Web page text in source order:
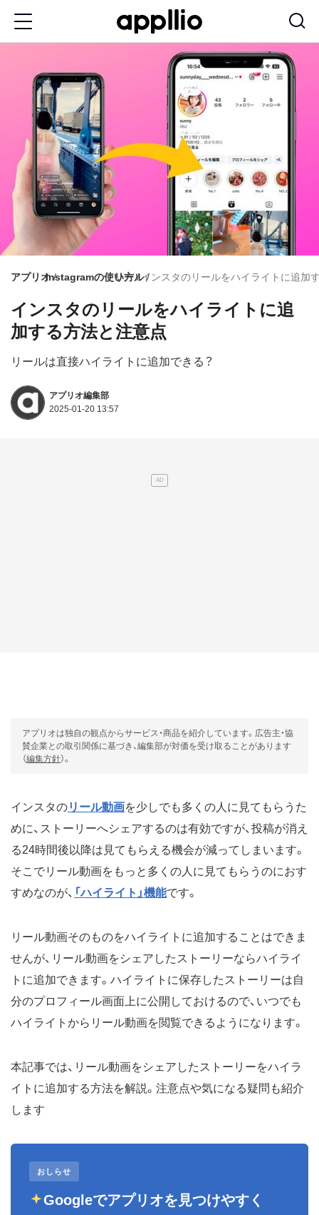
動
アプリオInstagramの使い方
リールインスタのリールをハイライトに追加
インスタのリールをハイライトに追
加する方法と注意点
リールは直接ハイライトに追加できる？
アプリオ編集部
2025-01-20 13:57
アプリオは独自の観点からサービス・商品を紹介しています。広告主・協
賛企業との取引関係に基づき、編集部が対価を受け取ることがあります
（編集方針）。
インスタのリール動画を少しでも多くの人に見てもらうた
めに、ストーリーへシェアするのは有効ですが、投稿が消え
る24時間後以降は見てもらえる機会が減ってしまいます。
そこでリール動画をもっと多くの人に見てもらうのにおす
すめなのが、 「ハイライト」機能です。
リール動画そのものをハイライトに追加することはできま
せんが、リール動画をシェアしたストーリーならハイライ
トに追加できます。ハイライトに保存したストーリーは自
分のプロフィール画面上に公開しておけるので、いつでも
ハイライトからリール動画を閲覧できるようになります。
本記事では、リール動画をシェアしたストーリーをハイラ
イトに追加する方法を解説。注意点や気になる疑問も紹介
します
おしらせ
Googleでアプリオを見つけやすく